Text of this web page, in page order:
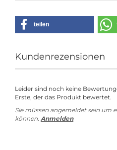
teilen
Kundenrezensionen
Leider sind noch keine
Erste, der das Produkt bewertet.
Sie müssen angemeldet sein um
können. Anmelden